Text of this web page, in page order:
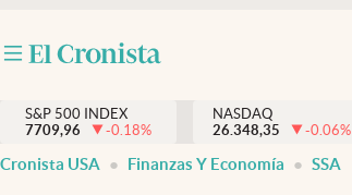
Inmigración
Trending
S&P 500 INDEX
7709,96
-0.18%
NASDAQ
26.348,35
-0.06%
Cronista USA Finanzas Y Economía SSA